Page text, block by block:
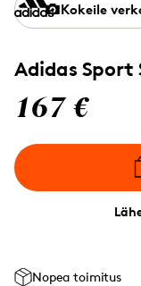
Adidas Sport
167 €
Kokeile
Nopea toimitus